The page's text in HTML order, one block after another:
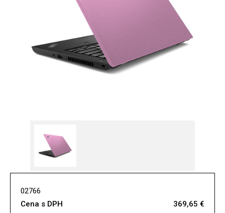
02766
Cena s DPH
369,65 €